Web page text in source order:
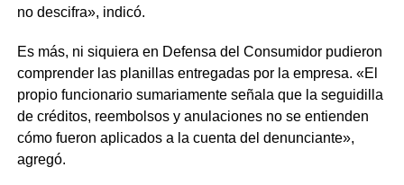
no descifra», indicó.
Es más, ni siquiera en Defensa del Consumidor pudieron
comprender las planillas entregadas por la empresa. «El
propio funcionario sumariamente señala que la seguidilla
de créditos, reembolsos y anulaciones no se entienden
cómo fueron aplicados a la cuenta del denunciante»,
agregó.